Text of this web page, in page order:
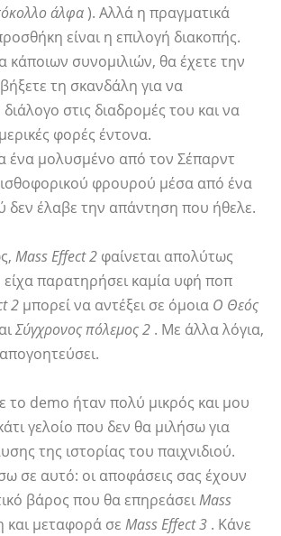
άλφα). Αλλά η πραγματικά
είναι η επιλογή διακοπής.
κάποιων συνομιλιών, θα έχετε την
τη σκανδάλη για να
στις διαδρομές του και να
φορές έντονα.
ένα μολυσμένο από τον Σέπαρντ
φρουρού μέσα από ένα
έλαβε την απάντηση που ήθελε.
Mass Effect 2 φαίνεται απολύτως
παρατηρήσει καμία υφή ποπ
2 μπορεί να αντέξει σε όμοια Ο Θεός
Σύγχρονος πόλεμος 2 . Με άλλα λόγια,
το demo ήταν πολύ μικρός και μου
γελοίο που δεν θα μιλήσω για
της ιστορίας του παιχνιδιού.
σε αυτό: οι αποφάσεις σας έχουν
βάρος που θα επηρεάσειMass
και μεταφορά σε Mass Effect 3 . Κάνε